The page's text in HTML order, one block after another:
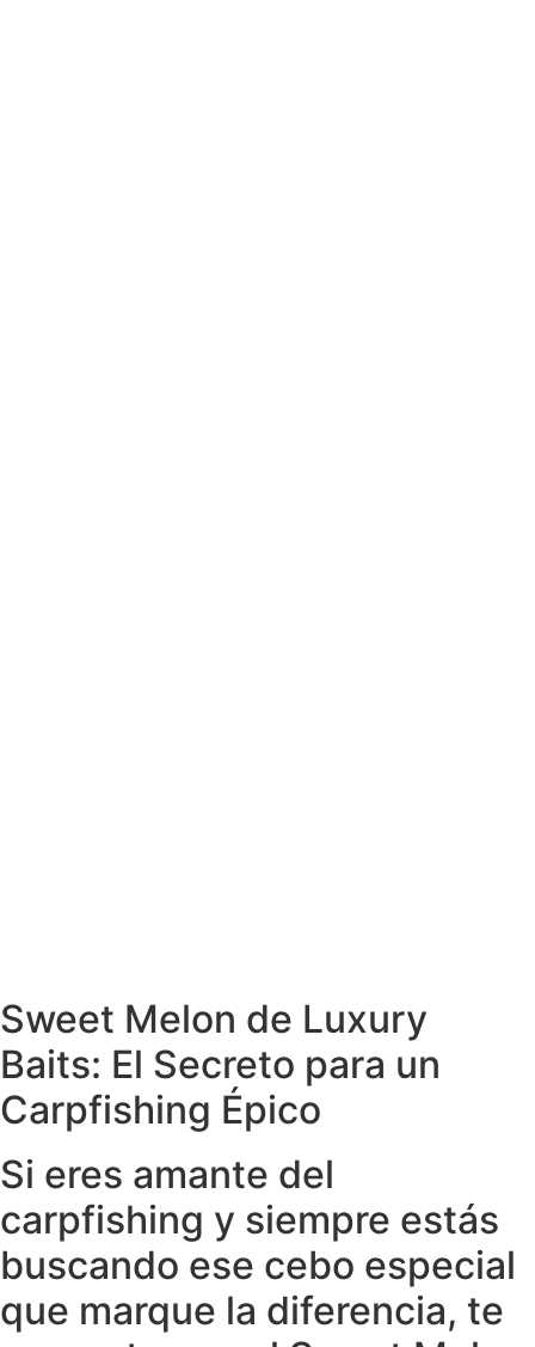
Sweet Melon de Luxury
Baits: El Secreto para un
Carpfishing Épico
Si eres amante del
carpfishing y siempre estás
buscando ese cebo especial
que marque la diferencia, te